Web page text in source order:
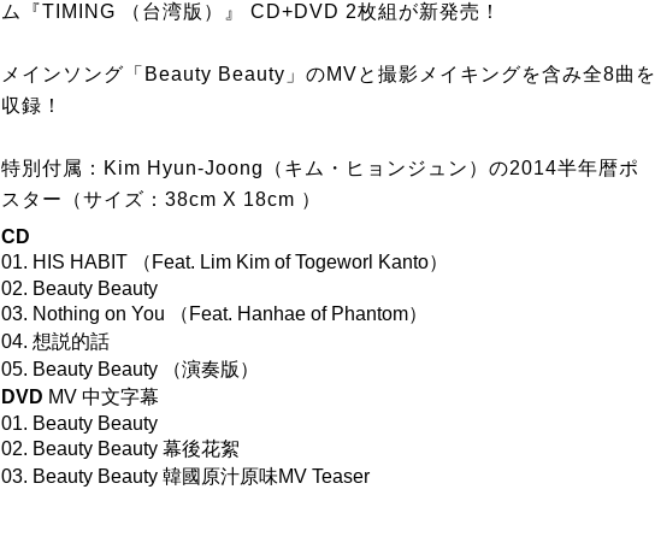
ム『TIMING （台湾版）』 CD+DVD 2枚組が新発売！
メインソング「Beauty Beauty」のMVと撮影メイキングを含み全8曲を
収録！
特別付属：Kim Hyun-Joong（キム・ヒョンジュン）の2014半年暦ポ
スター（サイズ：38cm X 18cm ）
CD
01. HIS HABIT （Feat. Lim Kim of Togeworl Kanto）
02. Beauty Beauty
03. Nothing on You （Feat. Hanhae of Phantom）
04. 想説的話
05. Beauty Beauty （演奏版）
DVD MV 中文字幕
01. Beauty Beauty
02. Beauty Beauty 幕後花絮
03. Beauty Beauty 韓國原汁原味MV Teaser